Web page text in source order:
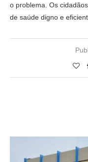
o problema. Os
de saúde digno e